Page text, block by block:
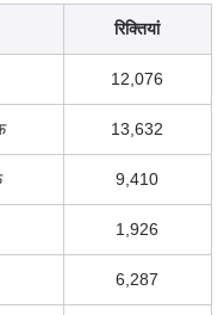
रिक्तियां
12,076
13,632
9,410
1,926
6,287